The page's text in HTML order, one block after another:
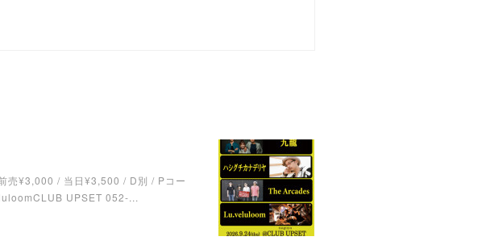
売¥3,000 / 当日¥3,500 / D別 / Pコー
UPSET 052-...